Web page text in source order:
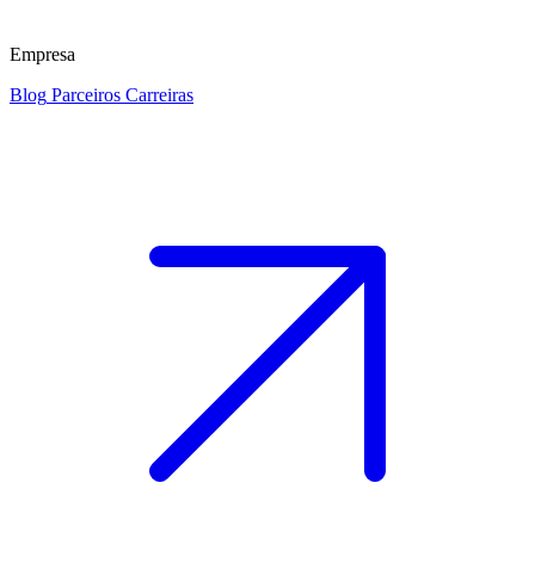
Empresa
Blog Parceiros Carreiras